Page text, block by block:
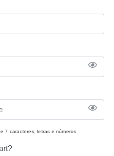
7 caracteres, letras e números